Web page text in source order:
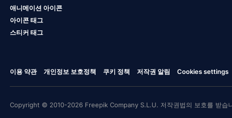
애니메이션 아이콘
아이콘 태그
스티커 태그
이용 약관 개인정보 보호정책 쿠키 정책 저작권 알림 Cookies settings
Copyright © 2010-2026 Freepik Company S.L.U. 저작권법의 보호를 받습